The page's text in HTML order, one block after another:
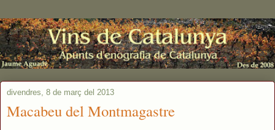
divendres, 8 de març del 2013
Macabeu del Montmagastre